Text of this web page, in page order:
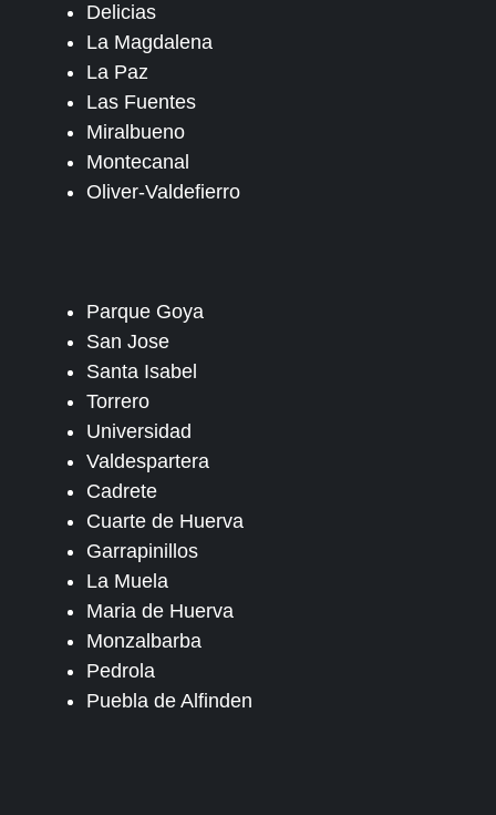
Delicias
La Magdalena
La Paz
Las Fuentes
Miralbueno
Montecanal
Oliver-Valdefierro
Parque Goya
San Jose
Santa Isabel
Torrero
Universidad
Valdespartera
Cadrete
Cuarte de Huerva
Garrapinillos
La Muela
Maria de Huerva
Monzalbarba
Pedrola
Puebla de Alfinden